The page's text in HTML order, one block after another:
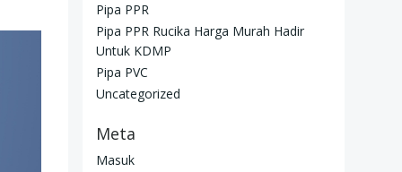
Pipa PPR
Pipa PPR Rucika Harga Murah Hadir
Untuk KDMP
Pipa PVC
Uncategorized
Meta
Masuk